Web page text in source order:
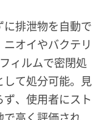
排泄物を自動で
オイやバクテリ
ィルムで密閉処
て処分可能。見
、使用者にスト
で高く評価され